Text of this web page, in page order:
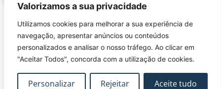
Valorizamos a sua privacidade
Utilizamos cookies para melhorar a sua experiência de
navegação, apresentar anúncios ou conteúdos
personalizados e analisar o nosso tráfego. Ao clicar em
"Aceitar Todos", concorda com a utilização de cookies.
Personalizar Rejeitar Aceite tudo
MAPA DO SITE
Subscrever Newsletter
Contactos
Google Maps
CONTACTOS
fundec@tecnico.ulisboa.pt
FUNDEC - IST - DECivil
Av. Rovisco Pais, 1049-
001 Lisboa